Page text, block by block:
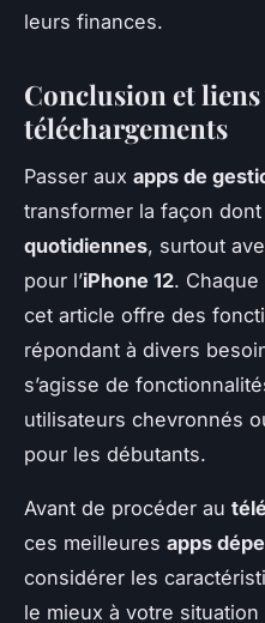
leurs finances.
Conclusion et liens
téléchargements
Passer aux apps de
transformer la façon
quotidiennes, surtout
pour l’iPhone 12.
cet article offre des
répondant à divers
s’agisse de
utilisateurs chevronnés
pour les débutants.
Avant de procéder au
ces meilleures apps
considérer les
le mieux à votre